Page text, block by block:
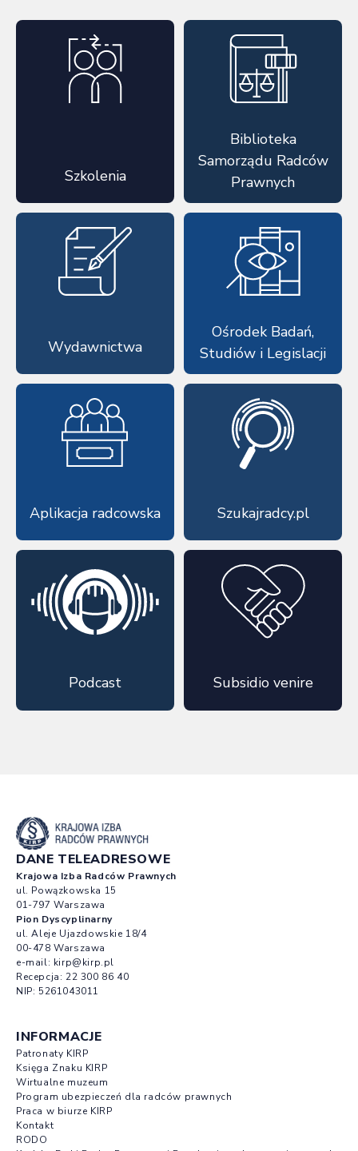
Szkolenia
Biblioteka
Samorządu Radców
Prawnych
Wydawnictwa
Ośrodek Badań,
Studiów i Legislacji
Aplikacja radcowska Szukajradcy.pl
Podcast Subsidio venire
DANE TELEADRESOWE
Krajowa Izba Radców Prawnych
ul. Powązkowska 15
01-797 Warszawa
Pion Dyscyplinarny
ul. Aleje Ujazdowskie 18/4
00-478 Warszawa
e-mail: kirp@kirp.pl
Recepcja: 22 300 86 40
NIP: 5261043011
INFORMACJE
Patronaty KIRP
Księga Znaku KIRP
Wirtualne muzeum
Program ubezpieczeń dla radców prawnych
Praca w biurze KIRP
Kontakt
RODO